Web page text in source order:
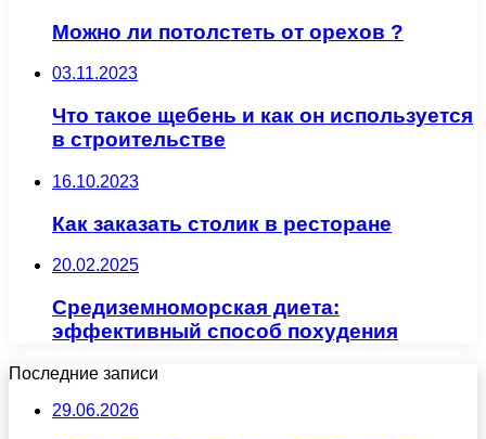
Можно ли потолстеть от орехов ?
03.11.2023
Что такое щебень и как он используется
в строительстве
16.10.2023
Как заказать столик в ресторане
20.02.2025
Средиземноморская диета:
эффективный способ похудения
Последние записи
29.06.2026